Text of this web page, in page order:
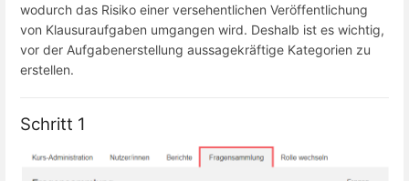
wodurch das Risiko einer versehentlichen Veröffentlichung
von Klausuraufgaben umgangen wird. Deshalb ist es wichtig,
vor der Aufgabenerstellung aussagekräftige Kategorien zu
erstellen.
Schritt 1